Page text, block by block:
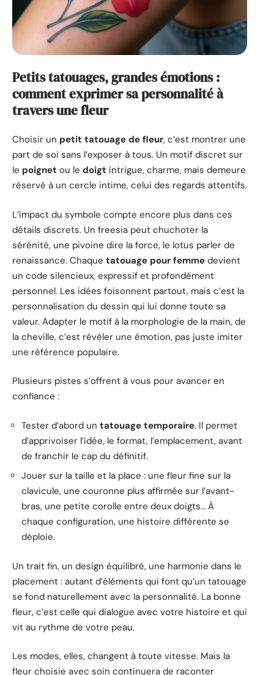
Petits tatouages, grandes émotions :
comment exprimer sa personnalité à
travers une fleur
Choisir un petit tatouage de fleur, c’est montrer une
part de soi sans l’exposer à tous. Un motif discret sur
le poignet ou le doigt intrigue, charme, mais demeure
réservé à un cercle intime, celui des regards attentifs.
L’impact du symbole compte encore plus dans ces
détails discrets. Un freesia peut chuchoter la
sérénité, une pivoine dire la force, le lotus parler de
renaissance. Chaque tatouage pour femme devient
un code silencieux, expressif et profondément
personnel. Les idées foisonnent partout, mais c’est la
personnalisation du dessin qui lui donne toute sa
valeur. Adapter le motif à la morphologie de la main, de
la cheville, c’est révéler une émotion, pas juste imiter
une référence populaire.
Plusieurs pistes s’offrent à vous pour avancer en
confiance :
Tester d’abord un tatouage temporaire. Il permet
d’apprivoiser l’idée, le format, l’emplacement, avant
de franchir le cap du définitif.
Jouer sur la taille et la place : une fleur fine sur la
clavicule, une couronne plus affirmée sur l’avant-
bras, une petite corolle entre deux doigts… À
chaque configuration, une histoire différente se
déploie.
Un trait fin, un design équilibré, une harmonie dans le
placement : autant d’éléments qui font qu’un tatouage
se fond naturellement avec la personnalité. La bonne
fleur, c’est celle qui dialogue avec votre histoire et qui
vit au rythme de votre peau.
Les modes, elles, changent à toute vitesse. Mais la
fleur choisie avec soin continuera de raconter